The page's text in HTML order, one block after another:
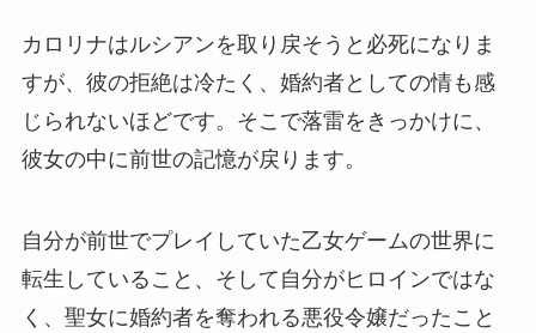
カロリナはルシアンを取り戻そうと必死になりま
すが、彼の拒絶は冷たく、婚約者としての情も感
じられないほどです。そこで落雷をきっかけに、
彼女の中に前世の記憶が戻ります。
自分が前世でプレイしていた乙女ゲームの世界に
転生していること、そして自分がヒロインではな
く、聖女に婚約者を奪われる悪役令嬢だったこと